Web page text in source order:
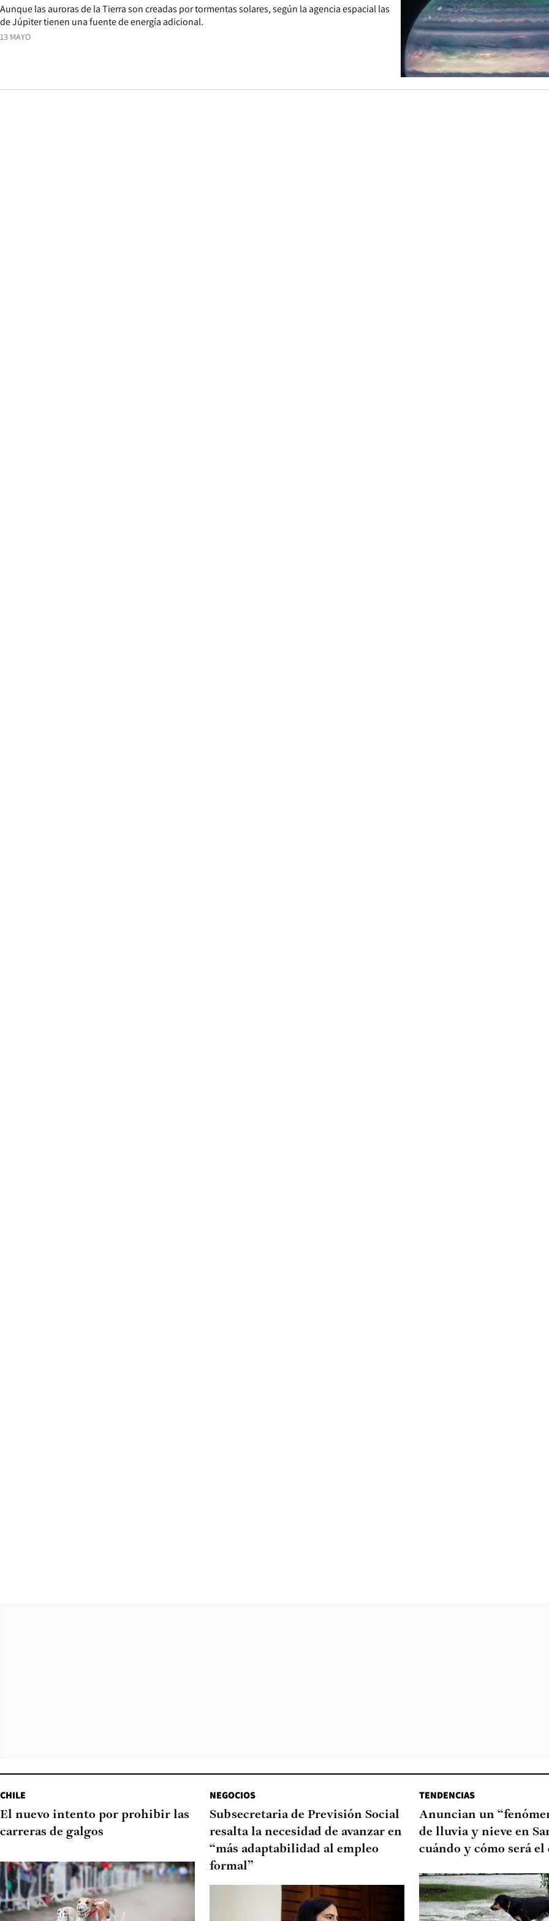
13 MAYO
Aunque las auroras de la Tierra son creadas por tormentas solares, según la agencia espacial las
de Júpiter tienen una fuente de energía adicional.
CHILE
El nuevo intento por prohibir las
carreras de galgos
NEGOCIOS
Subsecretaria de Previsión Social
resalta la necesidad de avanzar en
“más adaptabilidad al empleo
formal”
TENDENCIAS
Anuncian un
de lluvia y nieve en
cuándo y cómo será el